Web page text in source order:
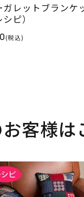
ガレットブランケ
シピ）
(税込)
客様は